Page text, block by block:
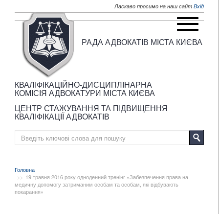
Ласкаво просимо на наш сайт Вхід
РАДА АДВОКАТІВ МІСТА КИЄВА
КВАЛІФІКАЦІЙНО-ДИСЦИПЛІНАРНА
КОМІСІЯ АДВОКАТУРИ МІСТА КИЄВА
ЦЕНТР СТАЖУВАННЯ ТА ПІДВИЩЕННЯ
КВАЛІФІКАЦІЇ АДВОКАТІВ
Головна
19 травня 2016 року одноденний тренінг «Забезпечення права на
медичну допомогу затриманим особам та особам, які відбувають
покарання»